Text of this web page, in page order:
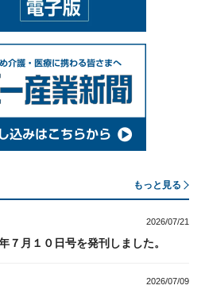
もっと見る
2026/07/21
７月１０日号を発刊しました。
2026/07/09